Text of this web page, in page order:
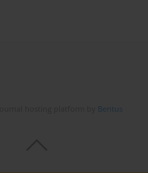
Bentus